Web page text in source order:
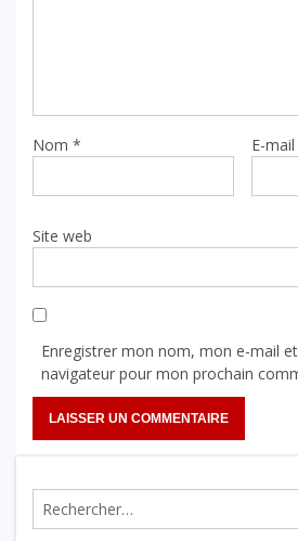
Nom * E-mail
Site web
Enregistrer mon nom, mon e-mail
navigateur pour mon prochain
Rechercher :